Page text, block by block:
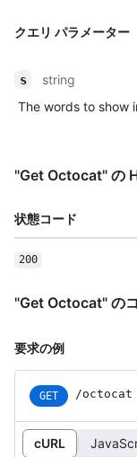
クエリ パラメーター
s
string
The words to show
"Get Octocat" の
状態コード
200
"Get Octocat" の
要求の例
GET /octocat
cURL